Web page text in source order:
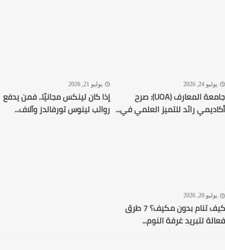
24, 2026
جامعة المعارف (UOA): صرح
رائد للتميز العلمي في...
يوليو 21, 2026
إذا كان لينكس مجانيًا.. فمن يدفع
رواتب لينوس تورفالدز وآلاف...
20, 2026
كيف تنام بدون مكيف؟ 7 طرق
لتبريد غرفة النوم...